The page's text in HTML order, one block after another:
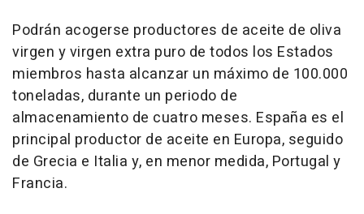
Podrán acogerse productores de aceite de oliva
virgen y virgen extra puro de todos los Estados
miembros hasta alcanzar un máximo de 100.000
toneladas, durante un periodo de
almacenamiento de cuatro meses. España es el
principal productor de aceite en Europa, seguido
de Grecia e Italia y, en menor medida, Portugal y
Francia.